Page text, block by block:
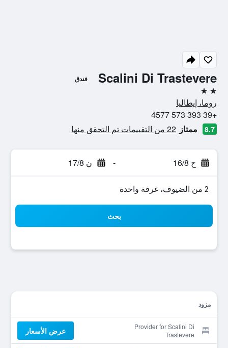
Scalini Di Trastevere فندق
2 نجمتين
روما، إيطاليا
+39 393 573 4577
8.7 ممتاز 22 من التقييمات تم التحقق منها
ح 16/8 - ن 17/8
2 من الضيوف، غرفة واحدة
بحث
مزود
Provider for Scalini Di
Trastevere
عرض الأسعار